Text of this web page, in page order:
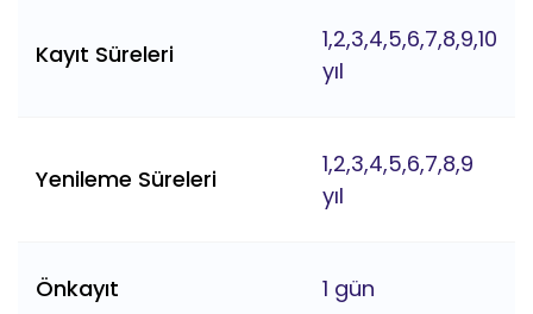
Kayıt Süreleri
1,2,3,4,5,6,7,8,9,10
yıl
Yenileme Süreleri
1,2,3,4,5,6,7,8,9
yıl
Önkayıt 1 gün